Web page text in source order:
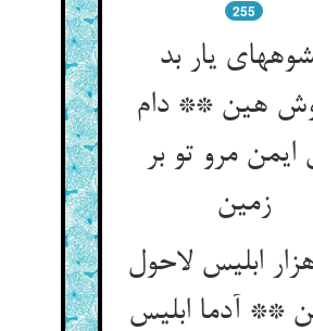
255
یار بد
هین ** دام
ایمن مرو تو بر
زمین‏
ابلیس لاحول
** آدما ابلیس